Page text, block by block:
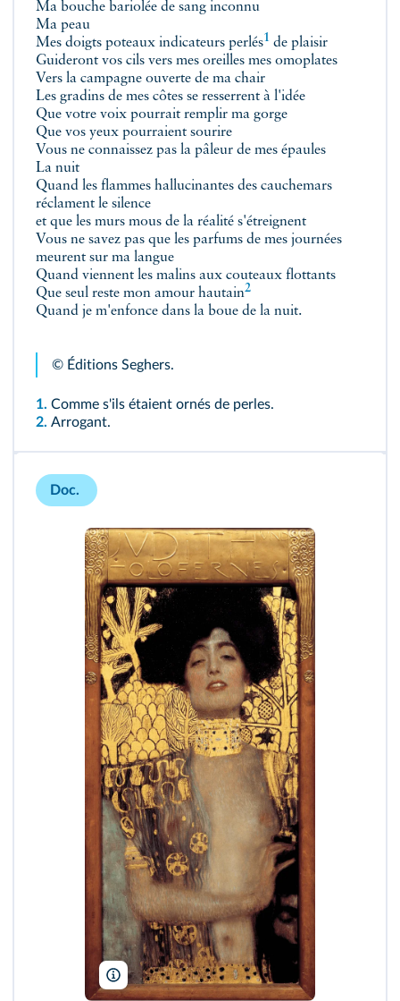
Ma bouche bariolée de sang inconnu
Ma peau
Mes doigts poteaux indicateurs perlés1 de plaisir
Guideront vos cils vers mes oreilles mes omoplates
Vers la campagne ouverte de ma chair
Les gradins de mes côtes se resserrent à l'idée
Que votre voix pourrait remplir ma gorge
Que vos yeux pourraient sourire
Vous ne connaissez pas la pâleur de mes épaules
La nuit
Quand les flammes hallucinantes des cauchemars
réclament le silence
et que les murs mous de la réalité s'étreignent
Vous ne savez pas que les parfums de mes journées
meurent sur ma langue
Quand viennent les malins aux couteaux flottants
Que seul reste mon amour hautain2
Quand je m'enfonce dans la boue de la nuit.
© Éditions Seghers.
1. Comme s'ils étaient ornés de perles.
2. Arrogant.
Doc.
Aavindraa/Wikimedia